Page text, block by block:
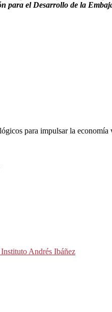
para el Desarrollo de la
para impulsar la economía
Andrés Ibáñez